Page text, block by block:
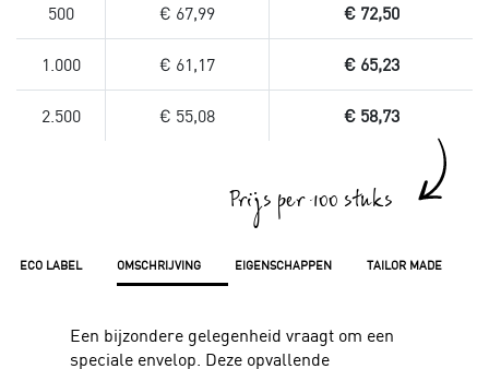
ECO LABEL OMSCHRIJVING EIGENSCHAPPEN TAILOR MADE
Een bijzondere gelegenheid vraagt om een
speciale envelop. Deze opvallende
500 € 67,99 € 72,50
1.000 € 61,17 € 65,23
2.500 € 55,08 € 58,73
Prijs per 100 stuks